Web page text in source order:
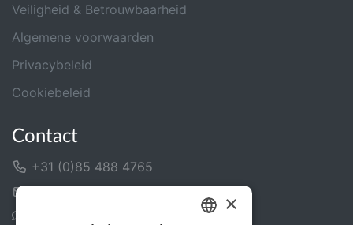
Veiligheid & Betrouwbaarheid
Algemene voorwaarden
Privacybeleid
Cookiebeleid
Contact
+31 (0)85 488 4765
×